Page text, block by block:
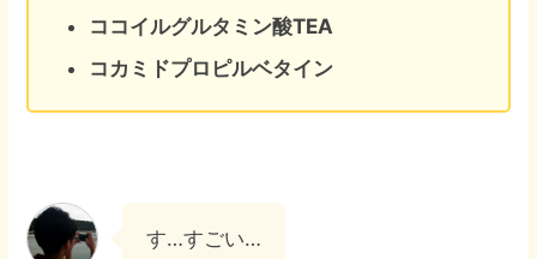
ココイルグルタミン酸TEA
コカミドプロピルベタイン
す…すごい…